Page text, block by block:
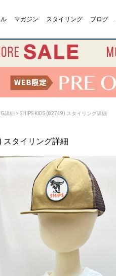
マガジン スタイリング ブログ
詳細 > SHIPS KIDS (82749) スタイリング詳細
スタイリング詳細